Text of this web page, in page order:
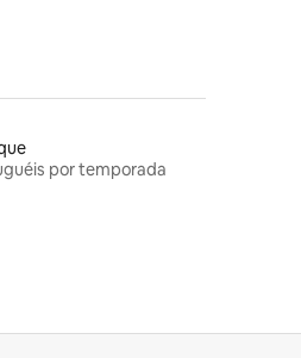
por temporada